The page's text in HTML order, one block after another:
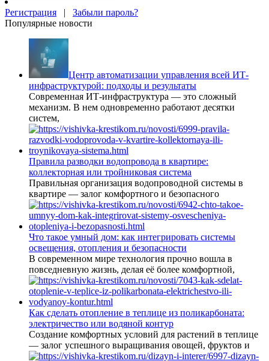
Регистрация | Забыли пароль?
Популярные новости
Центр автоматизации управления всей ИТ-
инфраструктурой: подходы и результаты
Современная ИТ-инфраструктура — это сложный
механизм. В нем одновременно работают десятки
систем,
Правила разводки водопровода в квартире:
коллекторная или тройниковая система
Правильная организация водопроводной системы в
квартире — залог комфортного и безопасного
Что такое умный дом: как интегрировать системы
освещения, отопления и безопасности
В современном мире технология прочно вошла в
повседневную жизнь, делая её более комфортной,
Как сделать отопление в теплице из поликарбоната:
электричество или водяной контур
Создание комфортных условий для растений в теплице
— залог успешного выращивания овощей, фруктов и